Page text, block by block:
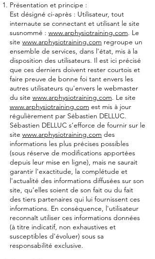
Présentation et principe :
Est désigné ci-après : Utilisateur, tout
internaute se connectant et utilisant le site
susnommé : www.arphysiotraining.com. Le
site www.arphysiotraining.com regroupe un
ensemble de services, dans l'état, mis à la
disposition des utilisateurs. Il est ici précisé
que ces derniers doivent rester courtois et
faire preuve de bonne foi tant envers les
autres utilisateurs qu'envers le webmaster
du site www.arphysiotraining.com. Le site
www.arphysiotraining.com est mis à jour
régulièrement par Sébastien DELLUC.
Sébastien DELLUC s’efforce de fournir sur le
site www.arphysiotraining.com des
informations les plus précises possibles
(sous réserve de modifications apportées
depuis leur mise en ligne), mais ne saurait
garantir l'exactitude, la complétude et
l'actualité des informations diffusées sur son
site, qu’elles soient de son fait ou du fait
des tiers partenaires qui lui fournissent ces
informations. En conséquence, l'utilisateur
reconnaît utiliser ces informations données
(à titre indicatif, non exhaustives et
susceptibles d'évoluer) sous sa
responsabilité exclusive.